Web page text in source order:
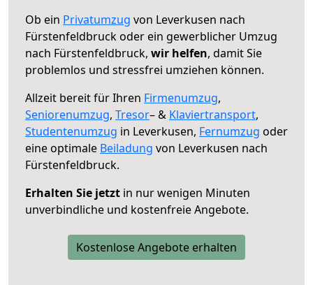
Ob ein Privatumzug von Leverkusen nach
Fürstenfeldbruck oder ein gewerblicher Umzug
nach Fürstenfeldbruck, wir helfen, damit Sie
problemlos und stressfrei umziehen können.
Allzeit bereit für Ihren Firmenumzug,
Seniorenumzug, Tresor– & Klaviertransport,
Studentenumzug in Leverkusen, Fernumzug oder
eine optimale Beiladung von Leverkusen nach
Fürstenfeldbruck.
Erhalten Sie jetzt in nur wenigen Minuten
unverbindliche und kostenfreie Angebote.
Kostenlose Angebote erhalten